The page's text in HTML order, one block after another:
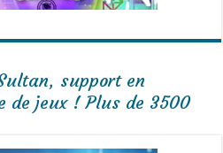
support en
de jeux ! Plus de 3500